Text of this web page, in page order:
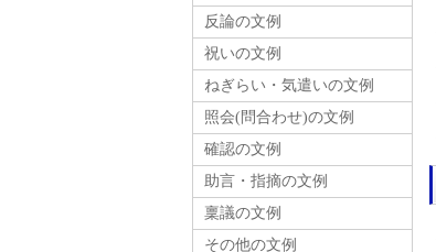
反論の文例
祝いの文例
ねぎらい・気遣いの文例
照会(問合わせ)の文例
確認の文例
助言・指摘の文例
稟議の文例
その他の文例